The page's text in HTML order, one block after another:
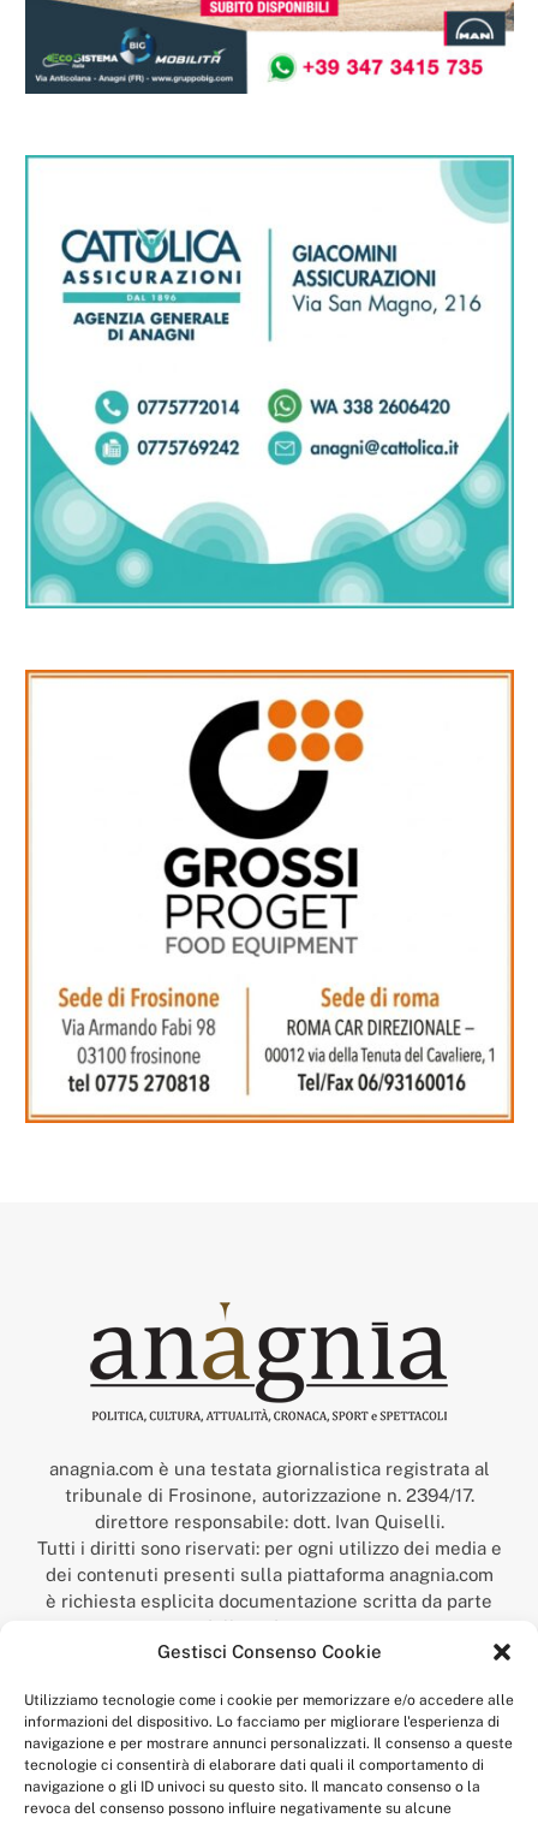
Gestisci Consenso Cookie
Utilizziamo tecnologie come i cookie per memorizzare e/o accedere alle
informazioni del dispositivo. Lo facciamo per migliorare l'esperienza di
navigazione e per mostrare annunci personalizzati. Il consenso a queste
tecnologie ci consentirà di elaborare dati quali il comportamento di
navigazione o gli ID univoci su questo sito. Il mancato consenso o la
revoca del consenso possono influire negativamente su alcune
anagnia.com è una testata giornalistica registrata al
tribunale di Frosinone, autorizzazione n. 2394/17.
direttore responsabile: dott. Ivan Quiselli.
Tutti i diritti sono riservati: per ogni utilizzo dei media e
dei contenuti presenti sulla piattaforma anagnia.com
è richiesta esplicita documentazione scritta da parte
della redazione.
“Anagnia” è un marchio registrato presso l’Ufficio Italiano
Economico,
num. registrazione: 302017000014044 del 9 febbraio 2017.
Per contatti:redazione@anagnia.com